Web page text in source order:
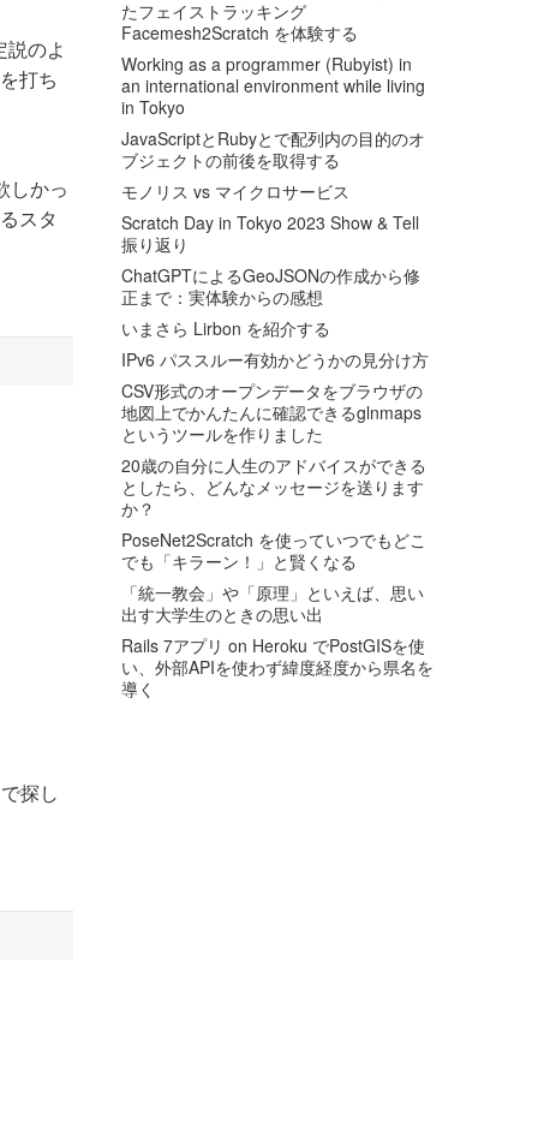
のよ
打ち
しかっ
スタ
探し
たフェイストラッキング
Facemesh2Scratch を体験する
Working as a programmer (Rubyist) in
an international environment while living
in Tokyo
JavaScriptとRubyとで配列内の目的のオ
ブジェクトの前後を取得する
モノリス vs マイクロサービス
Scratch Day in Tokyo 2023 Show & Tell
振り返り
ChatGPTによるGeoJSONの作成から修
正まで：実体験からの感想
いまさら Lirbon を紹介する
IPv6 パススルー有効かどうかの見分け方
CSV形式のオープンデータをブラウザの
地図上でかんたんに確認できるglnmaps
というツールを作りました
20歳の自分に人生のアドバイスができる
としたら、どんなメッセージを送ります
か？
PoseNet2Scratch を使っていつでもどこ
でも「キラーン！」と賢くなる
「統一教会」や「原理」といえば、思い
出す大学生のときの思い出
Rails 7アプリ on Heroku でPostGISを使
い、外部APIを使わず緯度経度から県名を
導く